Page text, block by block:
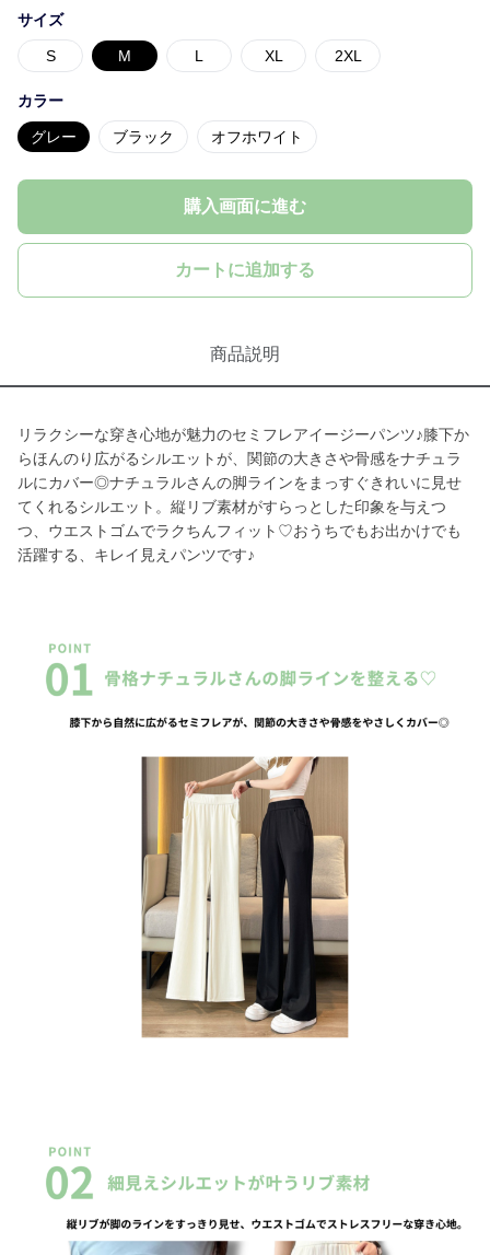
サイズ
S M L XL 2XL
カラー
グレー ブラック オフホワイト
購入画面に進む
カートに追加する
商品説明
リラクシーな穿き心地が魅力のセミフレアイージーパンツ♪膝下か
らほんのり広がるシルエットが、関節の大きさや骨感をナチュラ
ルにカバー◎ナチュラルさんの脚ラインをまっすぐきれいに見せ
てくれるシルエット。縦リブ素材がすらっとした印象を与えつ
つ、ウエストゴムでラクちんフィット♡おうちでもお出かけでも
活躍する、キレイ見えパンツです♪